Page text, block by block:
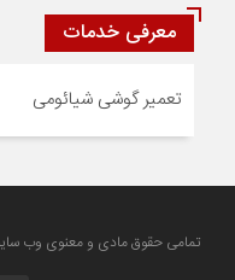
معرفی خدمات
تعمیر گوشی شیائومی
تمامی حقوق مادی و معنوی وب